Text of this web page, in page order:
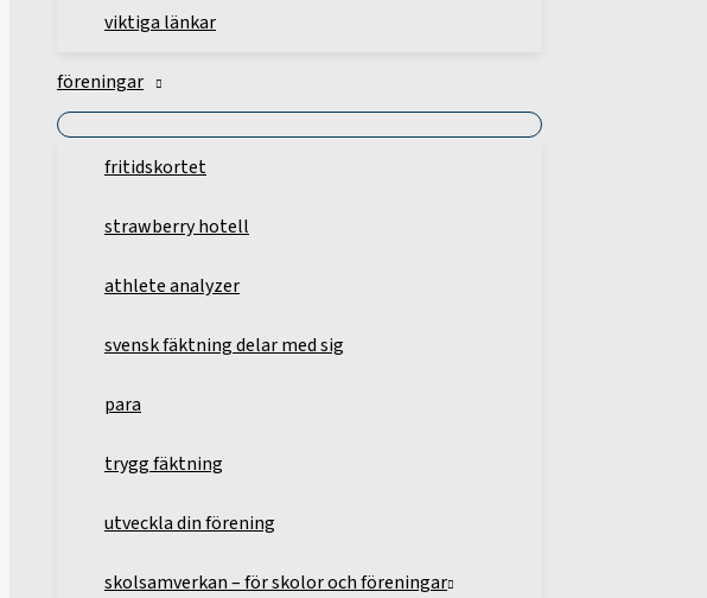
viktiga länkar
föreningar
fritidskortet
strawberry hotell
athlete analyzer
svensk fäktning delar med sig
para
trygg fäktning
utveckla din förening
skolsamverkan – för skolor och föreningar